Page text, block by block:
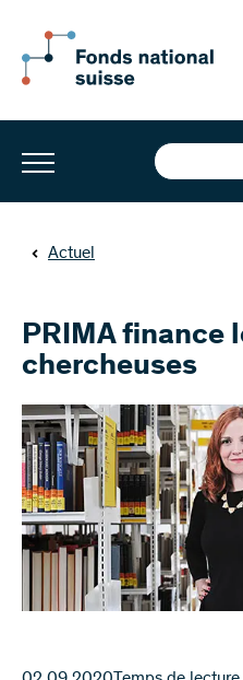
Actuel
PRIMA finance
chercheuses